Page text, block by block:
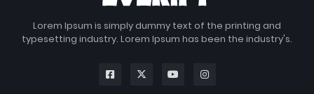
Lorem Ipsum is simply dummy text of the printing and
typesetting industry. Lorem Ipsum has been the industry's.